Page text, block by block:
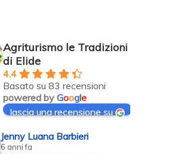
Agriturismo le Tradizioni
di Elide
4.4
Basato su 83 recensioni
powered by Google
lascia una recensione su
Jenny Luana Barbieri
6 anni fa